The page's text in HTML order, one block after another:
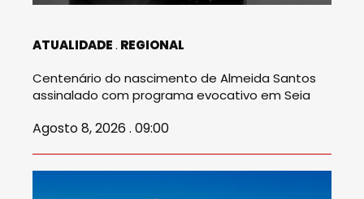
ATUALIDADE REGIONAL
Centenário do nascimento de Almeida Santos
assinalado com programa evocativo em Seia
Agosto 8, 2026 . 09:00